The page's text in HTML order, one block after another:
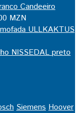
Candeeiro
MZN
ULLKAKTUS
NISSEDAL preto
Siemens Hoover